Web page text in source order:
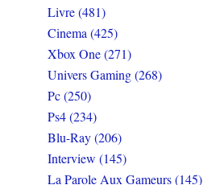
Livre (481)
Cinema (425)
Xbox One (271)
Univers Gaming (268)
Pc (250)
Ps4 (234)
Blu-Ray (206)
Interview (145)
La Parole Aux Gameurs (145)